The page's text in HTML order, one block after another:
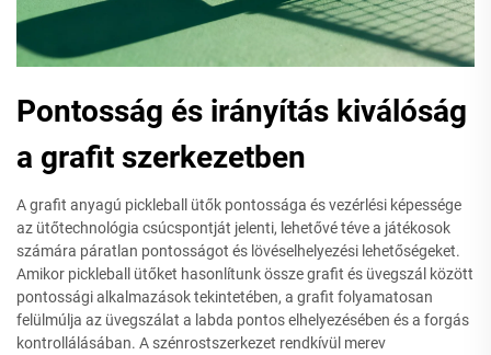
Pontosság és irányítás kiválóság
a grafit szerkezetben
A grafit anyagú pickleball ütők pontossága és vezérlési képessége
az ütőtechnológia csúcspontját jelenti, lehetővé téve a játékosok
számára páratlan pontosságot és lövéselhelyezési lehetőségeket.
Amikor pickleball ütőket hasonlítunk össze grafit és üvegszál között
pontossági alkalmazások tekintetében, a grafit folyamatosan
felülmúlja az üvegszálat a labda pontos elhelyezésében és a forgás
kontrollálásában. A szénrostszerkezet rendkívül merev